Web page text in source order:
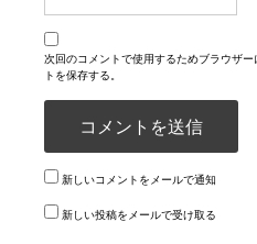
次回のコメントで使用するためブラウザ
トを保存する。
新しいコメントをメールで通知
新しい投稿をメールで受け取る